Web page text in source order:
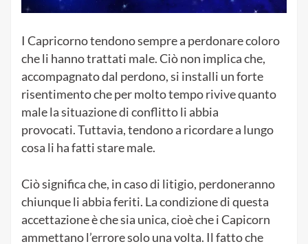
I Capricorno tendono sempre a perdonare coloro
che li hanno trattati male. Ciò non implica che,
accompagnato dal perdono, si installi un forte
risentimento che per molto tempo rivive quanto
male la situazione di conflitto li abbia
provocati. Tuttavia, tendono a ricordare a lungo
cosa li ha fatti stare male.
Ciò significa che, in caso di litigio, perdoneranno
chiunque li abbia feriti. La condizione di questa
accettazione è che sia unica, cioè che i Capicorn
ammettano l’errore solo una volta. Il fatto che